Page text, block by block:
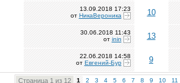
13.09.2018 17:23
от НикаВероника 10
30.06.2018 11:43
от inin 13
22.06.2018 14:58
от Евгений-Бур 9
Страница 1 из 12 1 2 3 4 5 6 7 8 9 10 11